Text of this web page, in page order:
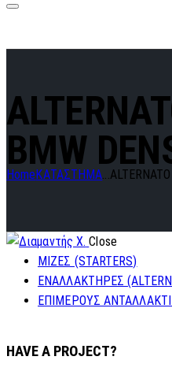
BMW
Home ΚΑΤΑΣΤΗΜΑ...
Close
ΜΙΖΕΣ (STARTERS)
ΕΝΑΛΛΑΚΤΗΡΕΣ
ΕΠΙΜΕΡΟΥΣ
HAVE A PROJECT?